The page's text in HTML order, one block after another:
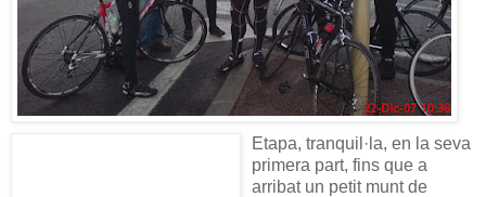
Etapa, tranquil·la, en la seva
primera part, fins que a
arribat un petit munt de